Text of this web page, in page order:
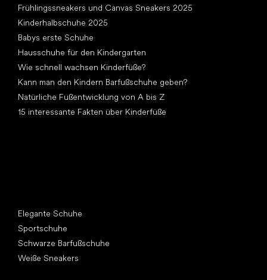
Frühlingssneakers und Canvas Sneakers 2025
Kinderhalbschuhe 2025
Babys erste Schuhe
Hausschuhe für den Kindergarten
Wie schnell wachsen Kinderfüße?
Kann man den Kindern Barfußschuhe geben?
Natürliche Fußentwicklung von A bis Z
15 interessante Fakten über Kinderfüße
Elegante Schuhe
Sportschuhe
Schwarze Barfußschuhe
Weiße Sneakers